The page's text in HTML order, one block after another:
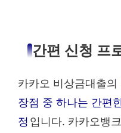
간편 신청 프
카카오 비상금대출의
장점 중 하나는 간편
정 입니다. 카카오뱅